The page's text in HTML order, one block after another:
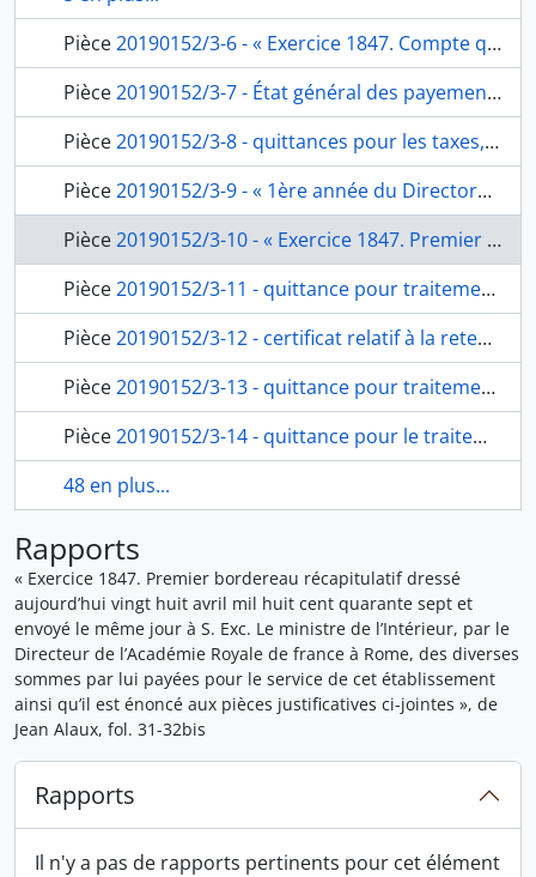
Pièce20190152/3-6 - « Exercice 1847. Compte que rend à M. le ministre de l’Intérieur, le directeur de l’Académie de france à Rome des recettes et dépenses par lui faites pour le service de la dite académie pendant l’exercice 1847 », de Jean Alaux, fol. 15-21
Pièce20190152/3-7 - État général des payements faits durant l’année 1847 sur le compte de l’Académie, de Giuseppe Marini, architecte de l’Académie, fol. 22
Pièce20190152/3-8 - quittances pour les taxes, de Serafino Angelino, percepteur de la taxe sur l’eau, du secrétaire Felice Argenti, de Domenico Bartoli, notaire, de l’architecte de l’Académie, Giuseppe Marini, de Luigi Zartalli à Jean Alaux, fol. 23-29
Pièce20190152/3-9 - « 1ère année du Directorat de Mr Alaux – 1847. Pièces à l’appui du 1er Bordereau récapitulatif envoyées au ministre de l’Intérieur, le 28 avril 1847 par la voie de l’Ambassade du Roi », pochette contenant les folios 31-84, fol. 30
Pièce20190152/3-10 - « Exercice 1847. Premier bordereau récapitulatif dressé aujourd’hui vingt huit avril mil huit cent quarante sept et envoyé le même jour à S. Exc. Le ministre de l’Intérieur, par le Directeur de l’Académie Royale de france à Rome, des diverses sommes par lui payées pour le service de cet établissement ainsi qu’il est énoncé aux pièces justificatives ci-jointes », de Jean Alaux, fol. 31-32bis
Pièce20190152/3-11 - quittance pour traitements, indemnités de table, entretien de voiture et frais de bureau de janvier à mars 1847, de Victor Schnetz, fol. 33
Pièce20190152/3-12 - certificat relatif à la retenue sur le traitement des pensionnaires de janvier à mars 1847, de Victor Schnetz, fol. 34
Pièce20190152/3-13 - quittance pour traitements et indemnités de table de janvier à mars 1847 du secrétaire de l’Académie, Alexis René Le Go à Victor Schnetz, fol. 35
Pièce20190152/3-14 - quittance pour le traitement en qualité du professeur d’archéologie de janvier à mars 1847 d’E. Visconti, professeur d’archéologie, à Victor Schnetz, fol. 36
48 en plus...
Rapports
« Exercice 1847. Premier bordereau récapitulatif dressé
aujourd’hui vingt huit avril mil huit cent quarante sept et
envoyé le même jour à S. Exc. Le ministre de l’Intérieur, par le
Directeur de l’Académie Royale de france à Rome, des diverses
sommes par lui payées pour le service de cet établissement
ainsi qu’il est énoncé aux pièces justificatives ci-jointes », de
Jean Alaux, fol. 31-32bis
Rapports
Il n'y a pas de rapports pertinents pour cet élément